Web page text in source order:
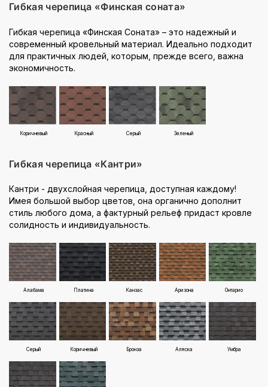
Гибкая черепица «Финская соната»
Гибкая черепица «Финская Соната» – это надежный и
современный кровельный материал. Идеально подходит
для практичных людей, которым, прежде всего, важна
экономичность.
Коричневый Красный Серый Зеленый
Гибкая черепица «Кантри»
Кантри - двухслойная черепица, доступная каждому!
Имея большой выбор цветов, она органично дополнит
стиль любого дома, а фактурный рельеф придаст кровле
солидность и индивидуальность.
Алабама Платина Канзас Аризона Онтарио
Серый Коричневый Бронза Аляска Умбра